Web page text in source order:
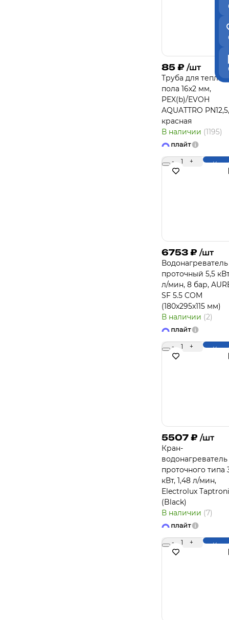
85 ₽ /шт
Труба для
пола 16х2 мм,
PEX(b)/EVOH
AQUATTRO PN12,5,
красная
В наличии (1195)
- 1 +
6753 ₽ /шт
Водонагреватель
проточный 5,5
л/мин, 8 бар,
SF 5.5 COM
(180x295x115 мм)
В наличии (2)
- 1 +
5507 ₽ /шт
Кран-
водонагреватель
проточного типа
кВт, 1,48 л/мин,
Electrolux
(Black)
В наличии (7)
- 1 +